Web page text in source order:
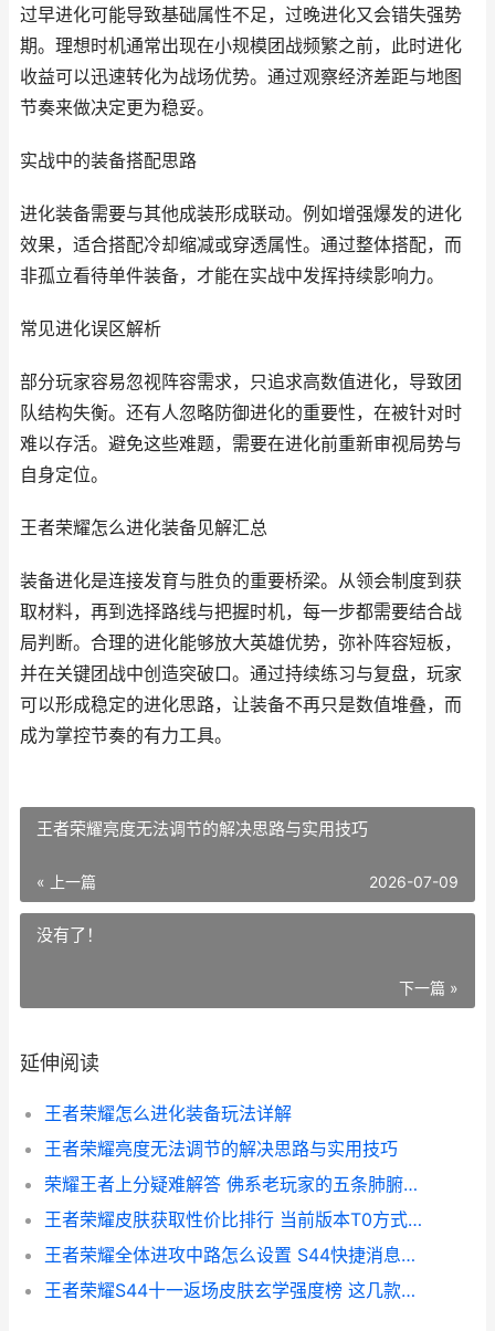
过早进化可能导致基础属性不足，过晚进化又会错失强势
期。理想时机通常出现在小规模团战频繁之前，此时进化
收益可以迅速转化为战场优势。通过观察经济差距与地图
节奏来做决定更为稳妥。
实战中的装备搭配思路
进化装备需要与其他成装形成联动。例如增强爆发的进化
效果，适合搭配冷却缩减或穿透属性。通过整体搭配，而
非孤立看待单件装备，才能在实战中发挥持续影响力。
常见进化误区解析
部分玩家容易忽视阵容需求，只追求高数值进化，导致团
队结构失衡。还有人忽略防御进化的重要性，在被针对时
难以存活。避免这些难题，需要在进化前重新审视局势与
自身定位。
王者荣耀怎么进化装备见解汇总
装备进化是连接发育与胜负的重要桥梁。从领会制度到获
取材料，再到选择路线与把握时机，每一步都需要结合战
局判断。合理的进化能够放大英雄优势，弥补阵容短板，
并在关键团战中创造突破口。通过持续练习与复盘，玩家
可以形成稳定的进化思路，让装备不再只是数值堆叠，而
成为掌控节奏的有力工具。
王者荣耀亮度无法调节的解决思路与实用技巧
« 上一篇 2026-07-09
没有了！
下一篇 »
延伸阅读
王者荣耀怎么进化装备玩法详解
王者荣耀亮度无法调节的解决思路与实用技巧
荣耀王者上分疑难解答 佛系老玩家的五条肺腑之言
王者荣耀皮肤获取性价比排行 当前版本T0方式全解析
王者荣耀全体进攻中路怎么设置 S44快捷消息设置与战术解读
王者荣耀S44十一返场皮肤玄学强度榜 这几款闭眼入，手感与运气兼得